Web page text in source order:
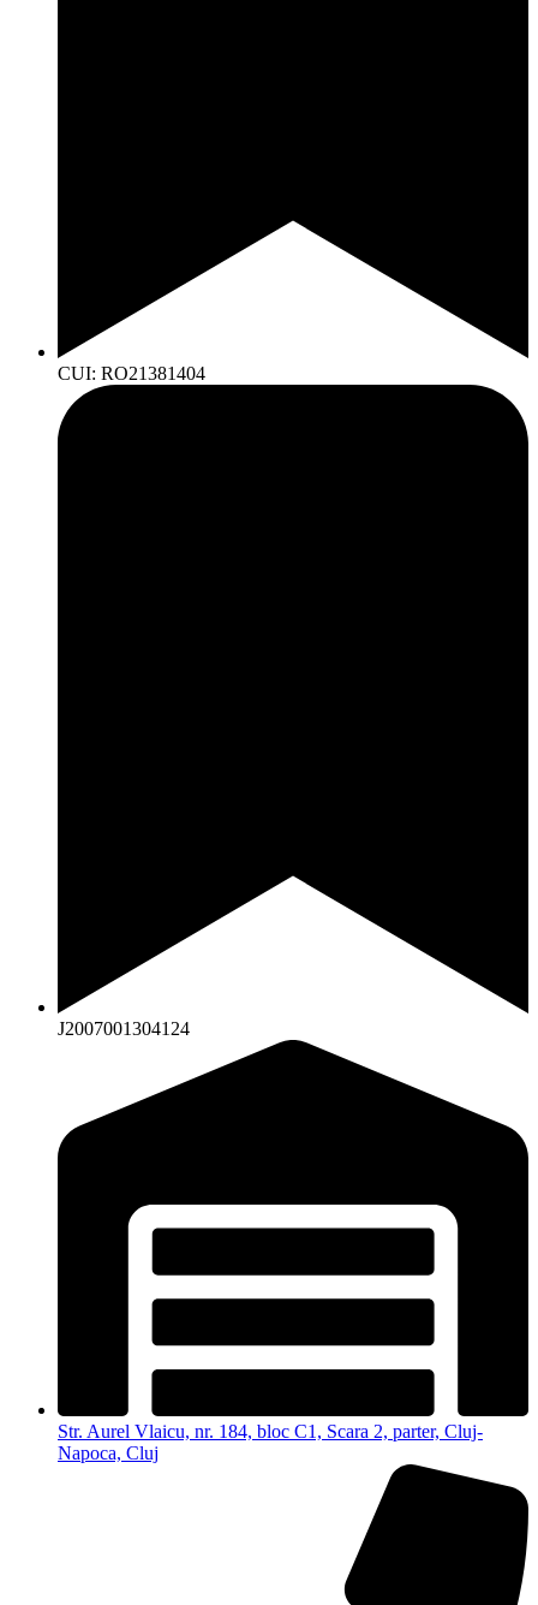
CUI: RO21381404
J2007001304124
Str. Aurel Vlaicu, nr. 184, bloc C1, Scara 2, parter, Cluj-
Napoca, Cluj